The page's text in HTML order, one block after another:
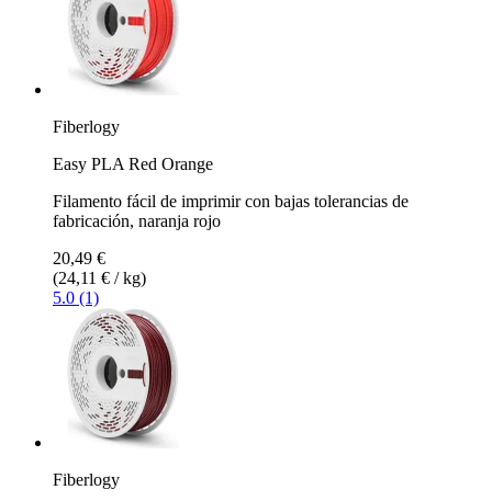
Fiberlogy
Easy PLA Red Orange
Filamento fácil de imprimir con bajas tolerancias de
fabricación, naranja rojo
20,49 €
(24,11 € / kg)
5.0 (1)
Fiberlogy